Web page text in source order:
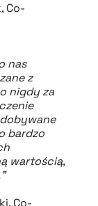
Co-
nas
z
nigdy za
bardzo
wartością,
Co-